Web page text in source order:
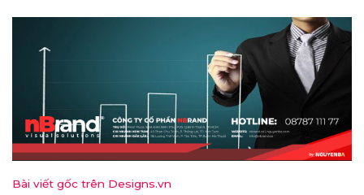
Bài viết gốc trên Designs.vn